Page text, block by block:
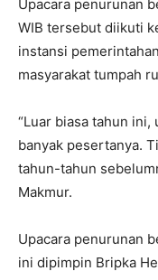
Upacara penurunan
WIB tersebut diikuti
instansi
masyarakat tumpah
“Luar biasa tahun
banyak pesertanya.
tahun-tahun
Makmur.
Upacara penurunan
ini dipimpin Bripka